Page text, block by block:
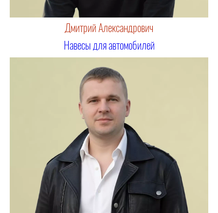
Дмитрий Александрович
Навесы для автомобилей